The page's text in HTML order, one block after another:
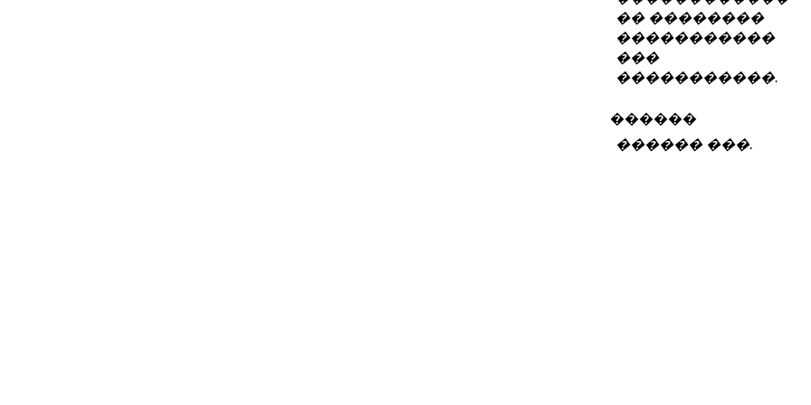
�� ��������
�����������
���
�����������.
������
������ ���.